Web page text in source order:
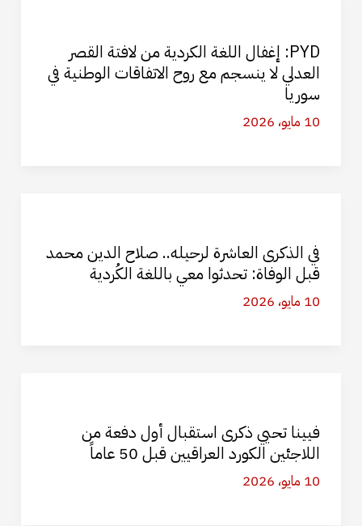
PYD: إغفال اللغة الكردية من لافتة القصر
العدلي لا ينسجم مع روح الاتفاقات الوطنية في
سوريا
10 مايو، 2026
في الذكرى العاشرة لرحيله.. صلاح الدين محمد
قبل الوفاة: تحدثوا معي باللغة الكُردية
10 مايو، 2026
فيينا تحيي ذكرى استقبال أول دفعة من
اللاجئين الكورد العراقيين قبل 50 عاماً
10 مايو، 2026